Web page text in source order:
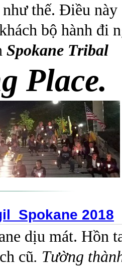
thế. Điều này
bộ hành đi
Spokane Tribal
Place.
2018
dịu mát. Hồn
cũ. Tường